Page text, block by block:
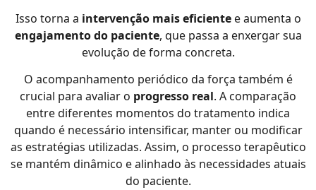
Isso torna a intervenção mais eficientee aumenta o
engajamento do paciente, que passa a enxergar sua
evolução de forma concreta.
O acompanhamento periódico da força também é
crucial para avaliar o progresso real. A comparação
entre diferentes momentos do tratamento indica
quando é necessário intensificar, manter ou modificar
as estratégias utilizadas. Assim, o processo terapêutico
se mantém dinâmico e alinhado às necessidades atuais
do paciente.